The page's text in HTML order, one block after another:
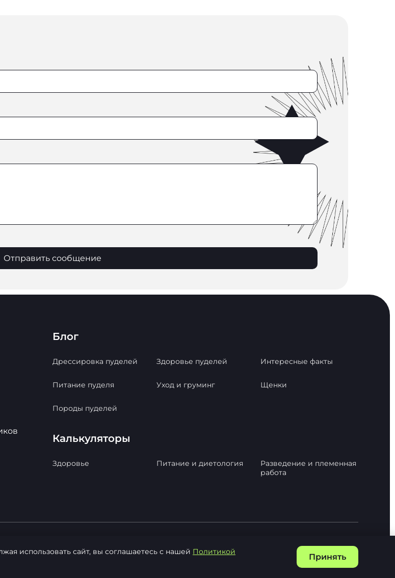
Отправить сообщение
Блог
Дрессировка пуделей Здоровье пуделей Интересные факты
Питание пуделя Уход и груминг Щенки
Породы пуделей
Калькуляторы
Здоровье Питание и диетология
Разведение и племенная
работа
с сайта - РАЗРЕШЕНО! Политика конфиденциальностиКарта сайта
использовать сайт, вы соглашаетесь с нашей Политикой
Принять